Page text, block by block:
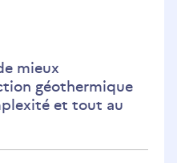
mieux
géothermique
et tout au